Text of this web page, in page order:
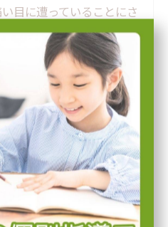
目に遭っていることにさ
ことになってしまいます。
分類されてほしくあり
たとしてもここから受験
ないくらいの努力をし
人に対してはそう簡単
ん。
成績があがらなかったと